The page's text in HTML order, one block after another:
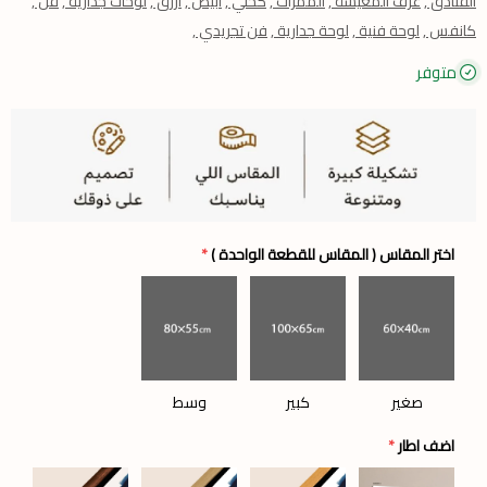
كانفس ,لوحة فنية ,لوحة جدارية ,فن تجريدي ,
متوفر
اختر المقاس ( المقاس للقطعة الواحدة )*
صغير كبير
وسط
اضف اطار*